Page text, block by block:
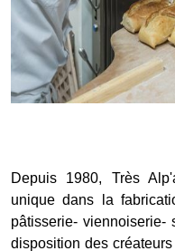
Depuis 1980, Très
unique dans la
pâtisserie-
disposition des